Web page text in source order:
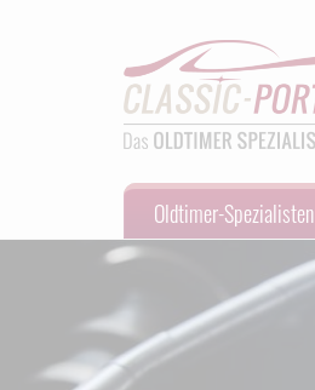
Oldtimer-Spezialisten